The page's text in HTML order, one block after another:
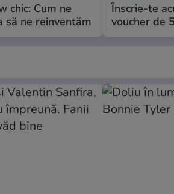
chic: Cum ne
să ne reinventăm
Înscrie-te
voucher de